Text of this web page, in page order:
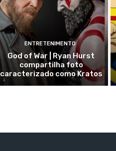
ENTRETENIMENTO
God of War | Ryan Hurst
compartilha foto
caracterizado como Kratos